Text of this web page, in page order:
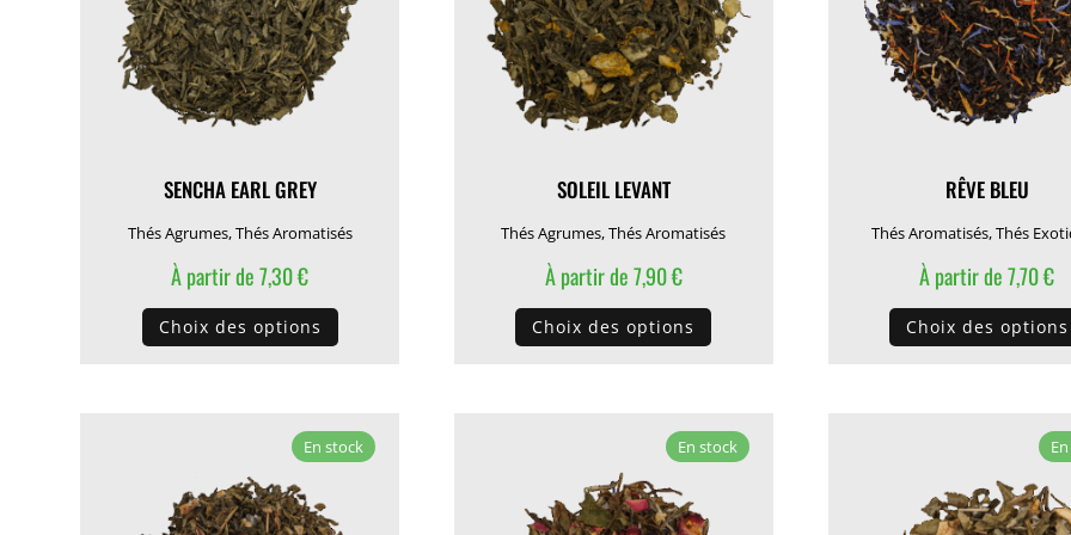
sur
sur
la
page
SENCHA EARL GREY
Thés Agrumes,Thés Aromatisés
À partir de7,30€
Choix des options
Ce
produit
variations.
Les
peuvent
SOLEIL LEVANT
Thés Agrumes,Thés Aromatisés
À partir de7,90€
Choix des options
Ce
produit
variations.
Les
RÊVE BLEU
Thés Aromatisés,Thés
À partir de7,70€
Choix des options
En stock En stock